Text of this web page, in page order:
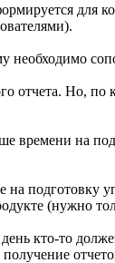
для
отчета. Но,
времени на
подготовку
(нужно
кто-то